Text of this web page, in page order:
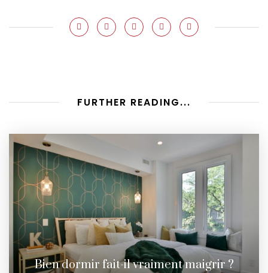
FURTHER READING...
Bien dormir fait-il vraiment maigrir ?